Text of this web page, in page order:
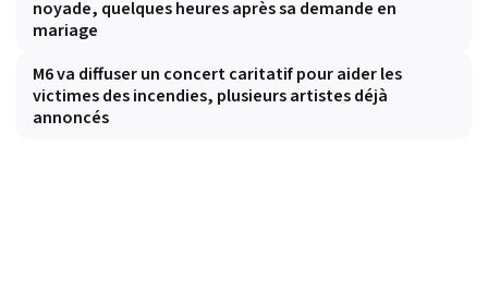
noyade, quelques heures après sa demande en
mariage
M6 va diffuser un concert caritatif pour aider les
victimes des incendies, plusieurs artistes déjà
annoncés